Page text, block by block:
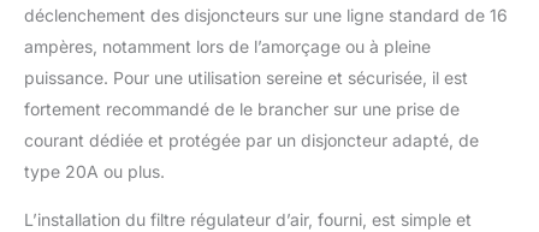
fonction préserve les
pièces d'usure et
augmente notablement
leur longévité. Le
fonctionnement
automatique en mode
prolongés.Mode
déclenchement des disjoncteurs sur une ligne standard de 16
ampères, notamment lors de l’amorçage ou à pleine
puissance. Pour une utilisation sereine et sécurisée, il est
fortement recommandé de le brancher sur une prise de
courant dédiée et protégée par un disjoncteur adapté, de
type 20A ou plus.
L’installation du filtre régulateur d’air, fourni, est simple et